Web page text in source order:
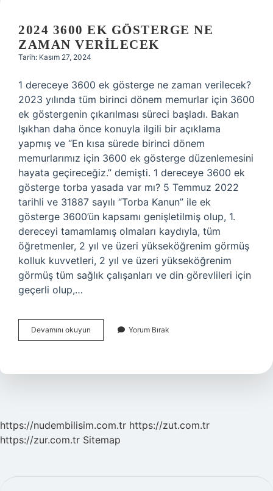
2024 3600 EK GÖSTERGE NE
ZAMAN VERILECEK
Tarih: Kasım 27, 2024
1 dereceye 3600 ek gösterge ne zaman verilecek?
2023 yılında tüm birinci dönem memurlar için 3600
ek göstergenin çıkarılması süreci başladı. Bakan
Işıkhan daha önce konuyla ilgili bir açıklama
yapmış ve “En kısa sürede birinci dönem
memurlarımız için 3600 ek gösterge düzenlemesini
hayata geçireceğiz.” demişti. 1 dereceye 3600 ek
gösterge torba yasada var mı? 5 Temmuz 2022
tarihli ve 31887 sayılı “Torba Kanun” ile ek
gösterge 3600’ün kapsamı genişletilmiş olup, 1.
dereceyi tamamlamış olmaları kaydıyla, tüm
öğretmenler, 2 yıl ve üzeri yükseköğrenim görmüş
kolluk kuvvetleri, 2 yıl ve üzeri yükseköğrenim
görmüş tüm sağlık çalışanları ve din görevlileri için
geçerli olup,…
Devamını okuyun
3600
Ne
Yorum Bırak
https://nudembilisim.com.tr https://zut.com.tr
https://zur.com.tr Sitemap